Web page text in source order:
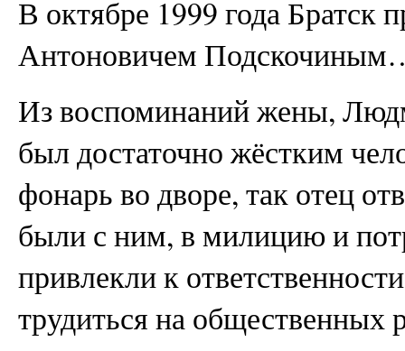
В октябре 1999 года Братск
Антоновичем
Из воспоминаний жены,
был достаточно жёстким
фонарь во дворе, так отец
были с ним, в милицию и
привлекли к
трудиться на общественных